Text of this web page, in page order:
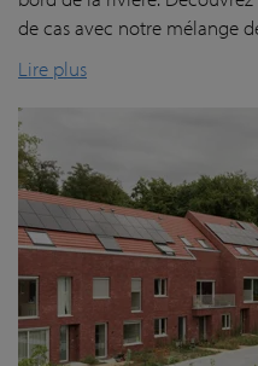
de cas avec notre mélange
Lire plus